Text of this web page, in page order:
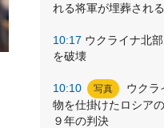
れる将軍が埋葬され
10:17 ウクライナ北
を破壊
10:10 写真
ウクラ
物を仕掛けたロシア
９年の判決